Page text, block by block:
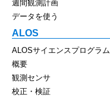
週間観測計画
データを使う
ALOS
ALOSサイエンスプログラム
概要
観測センサ
校正・検証